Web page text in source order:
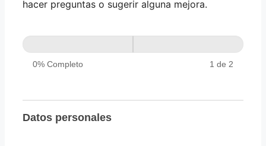
hacer preguntas o sugerir alguna mejora.
hoja
de
trabajo-
mi
cónyuge
0% Completo 1 de 2
Datos personales